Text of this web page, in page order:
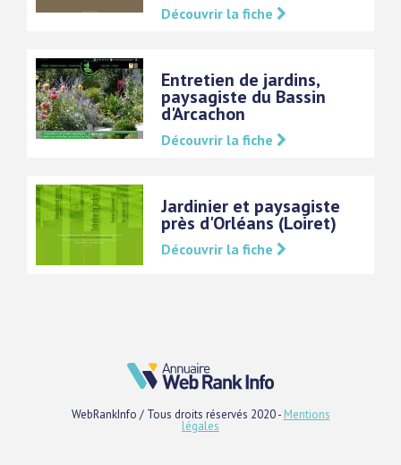
Découvrir la fiche
Entretien de jardins,
paysagiste du Bassin
d'Arcachon
Découvrir la fiche
Jardinier et paysagiste
près d'Orléans (Loiret)
Découvrir la fiche
WebRankInfo / Tous droits réservés 2020 - Mentions
légales